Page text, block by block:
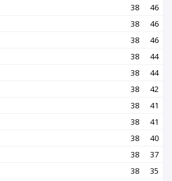
38
46
38
46
38
46
38
44
38
44
38
42
38
41
38
41
38
40
38
37
38
35